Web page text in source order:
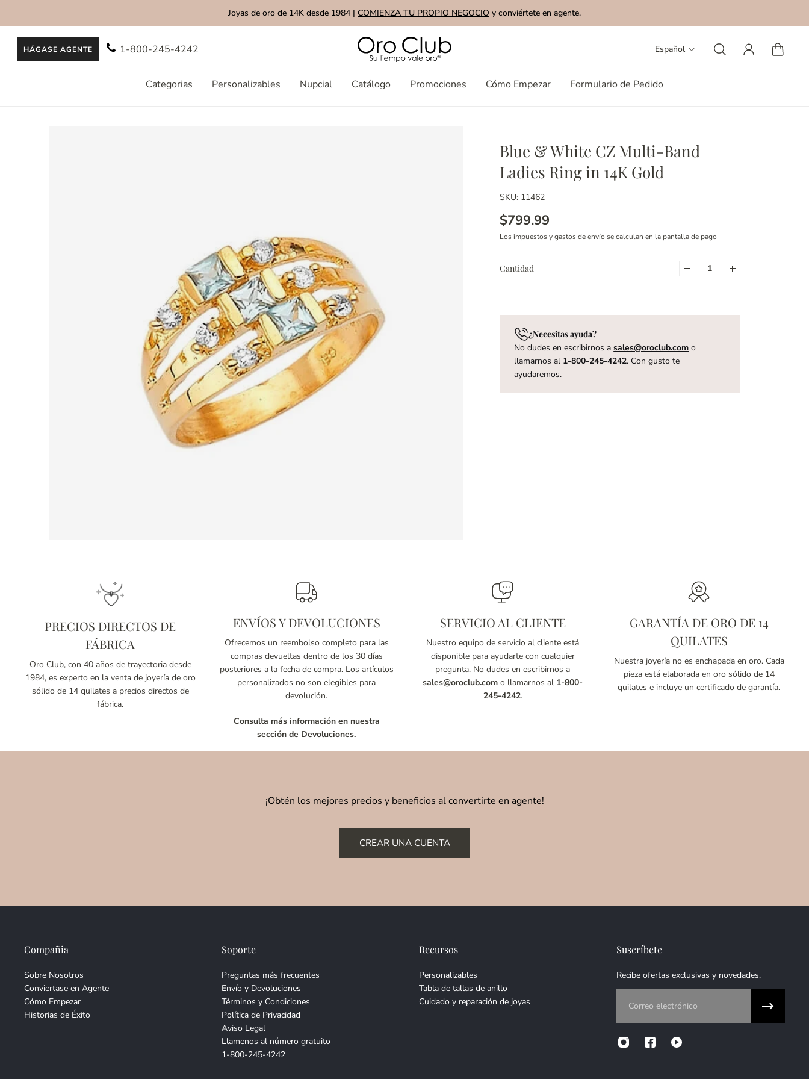
Joyas de oro de 14K desde 1984 | COMIENZA TU PROPIO NEGOCIO y conviértete en agente.
Categorias Personalizables Nupcial Catálogo Promociones Cómo Empezar Formulario de Pedido
Español
HÁGASE AGENTE 1-800-245-4242
Blue & White CZ Multi-Band
Ladies Ring in 14K Gold
SKU: 11462
$799.99
Los impuestos ygastos de envío se calculan en la pantalla de pago
Cantidad
¿Necesitas ayuda?
No dudes en escribirnos asales@oroclub.com o
llamarnos al 1-800-245-4242. Con gusto te
ayudaremos.
PRECIOS DIRECTOS DE
FÁBRICA
Oro Club, con 40 años de trayectoria desde
1984, es experto en la venta de joyería de oro
sólido de 14 quilates a precios directos de
fábrica.
ENVÍOS Y DEVOLUCIONES
Ofrecemos un reembolso completo para las
compras devueltas dentro de los 30 días
posteriores a la fecha de compra. Los artículos
personalizados no son elegibles para
devolución.
Consulta más información en nuestra
sección de Devoluciones.
SERVICIO AL CLIENTE
Nuestro equipo de servicio al cliente está
disponible para ayudarte con cualquier
pregunta. No dudes en escribirnos a
sales@oroclub.com o llamarnos al 1-800-
245-4242.
GARANTÍA DE ORO DE 14
QUILATES
Nuestra joyería no es enchapada en oro. Cada
pieza está elaborada en oro sólido de 14
quilates e incluye un certificado de garantía.
¡Obtén los mejores precios y beneficios al convertirte en agente!
CREAR UNA CUENTA
Compañia
Sobre Nosotros
Conviertase en Agente
Cómo Empezar
Historias de Éxito
Soporte
Preguntas más frecuentes
Envío y Devoluciones
Términos y Condiciones
Política de Privacidad
Aviso Legal
Llamenos al número gratuito
1-800-245-4242
Recursos
Personalizables
Tabla de tallas de anillo
Cuidado y reparación de joyas
Suscríbete
Recibe ofertas exclusivas y novedades.